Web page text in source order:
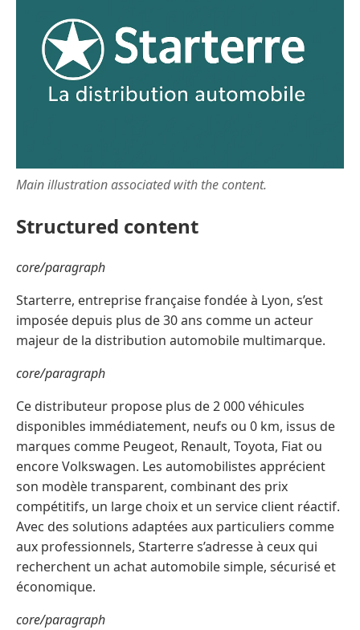
Main illustration associated with the content.
Structured content
core/paragraph
Starterre, entreprise française fondée à Lyon, s’est
imposée depuis plus de 30 ans comme un acteur
majeur de la distribution automobile multimarque.
core/paragraph
Ce distributeur propose plus de 2 000 véhicules
disponibles immédiatement, neufs ou 0 km, issus de
marques comme Peugeot, Renault, Toyota, Fiat ou
encore Volkswagen. Les automobilistes apprécient
son modèle transparent, combinant des prix
compétitifs, un large choix et un service client réactif.
Avec des solutions adaptées aux particuliers comme
aux professionnels, Starterre s’adresse à ceux qui
recherchent un achat automobile simple, sécurisé et
économique.
core/paragraph